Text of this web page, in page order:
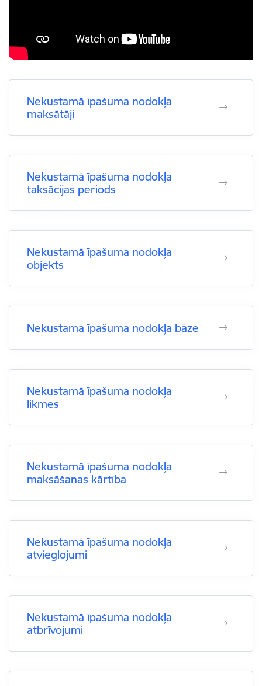
Nekustamā īpašuma nodokļa
maksātāji
Nekustamā īpašuma nodokļa
taksācijas periods
Nekustamā īpašuma nodokļa
objekts
Nekustamā īpašuma nodokļa bāze
Nekustamā īpašuma nodokļa
likmes
Nekustamā īpašuma nodokļa
maksāšanas kārtība
Nekustamā īpašuma nodokļa
atvieglojumi
Nekustamā īpašuma nodokļa
atbrīvojumi